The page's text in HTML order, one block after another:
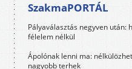
SzakmaPORTÁL
Pályaválasztás negyven után:
félelem nélkül
Ápolónak lenni ma:
nagyobb terhek